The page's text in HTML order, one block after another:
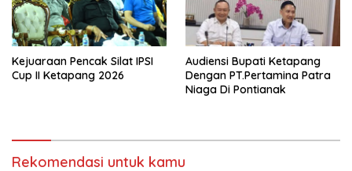
Kejuaraan Pencak Silat IPSI
Cup II Ketapang 2026
Audiensi Bupati Ketapang
Dengan PT.Pertamina Patra
Niaga Di Pontianak
Rekomendasi untuk kamu